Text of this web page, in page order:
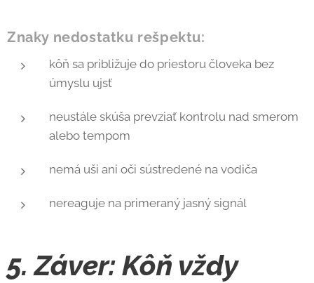
Znaky nedostatku rešpektu:
kôň sa približuje do priestoru človeka bez
úmyslu ujsť
neustále skúša prevziať kontrolu nad smerom
alebo tempom
nemá uši ani oči sústredené na vodiča
nereaguje na primeraný jasný signál
5. Záver: Kôň vždy